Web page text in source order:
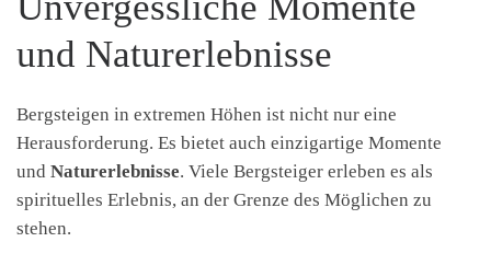
und Naturerlebnisse
Bergsteigen in extremen Höhen ist nicht nur eine
Herausforderung. Es bietet auch einzigartige Momente
und Naturerlebnisse. Viele Bergsteiger erleben es als
spirituelles Erlebnis, an der Grenze des Möglichen zu
stehen.